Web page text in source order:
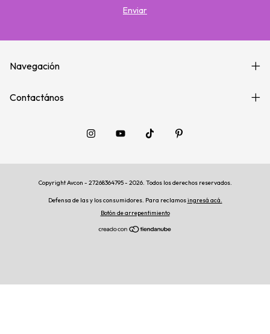
Navegación
Contactános
Copyright Avcon - 27268364795 - 2026. Todos los derechos reservados.
Defensa de las y los consumidores. Para reclamosingresá acá.
Botón de arrepentimiento